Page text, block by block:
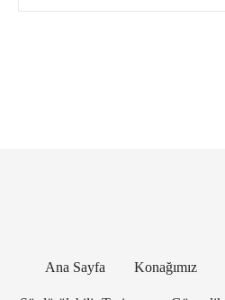
Ana Sayfa Konağımız